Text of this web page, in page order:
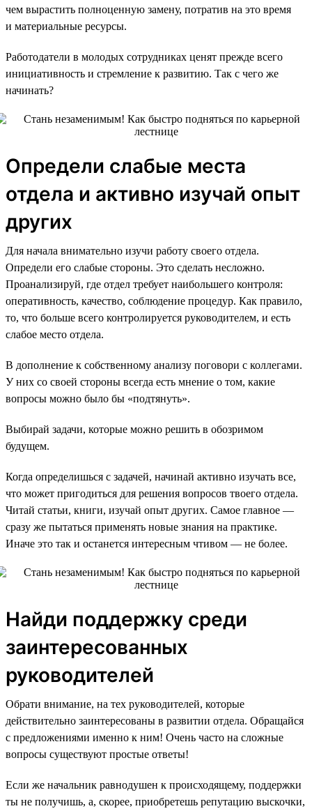
чем вырастить полноценную замену, потратив на это время
и материальные ресурсы.
Работодатели в молодых сотрудниках ценят прежде всего
инициативность и стремление к развитию. Так с чего же
начинать?
Определи слабые места
отдела и активно изучай опыт
других
Для начала внимательно изучи работу своего отдела.
Определи его слабые стороны. Это сделать несложно.
Проанализируй, где отдел требует наибольшего контроля:
оперативность, качество, соблюдение процедур. Как правило,
то, что больше всего контролируется руководителем, и есть
слабое место отдела.
В дополнение к собственному анализу поговори с коллегами.
У них со своей стороны всегда есть мнение о том, какие
вопросы можно было бы «подтянуть».
Выбирай задачи, которые можно решить в обозримом
будущем.
Когда определишься с задачей, начинай активно изучать все,
что может пригодиться для решения вопросов твоего отдела.
Читай статьи, книги, изучай опыт других. Самое главное —
сразу же пытаться применять новые знания на практике.
Иначе это так и останется интересным чтивом — не более.
Найди поддержку среди
заинтересованных
руководителей
Обрати внимание, на тех руководителей, которые
действительно заинтересованы в развитии отдела. Обращайся
с предложениями именно к ним! Очень часто на сложные
вопросы существуют простые ответы!
Если же начальник равнодушен к происходящему, поддержки
ты не получишь, а, скорее, приобретешь репутацию выскочки,